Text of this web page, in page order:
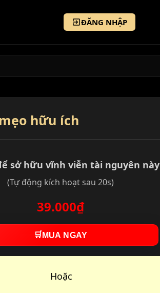
ĐĂNG NHẬP
hữu ích
sở hữu vĩnh viễn tài nguyên này
(Tự động kích hoạt sau 20s)
39.000₫
🛒 MUA NGAY
Hoặc